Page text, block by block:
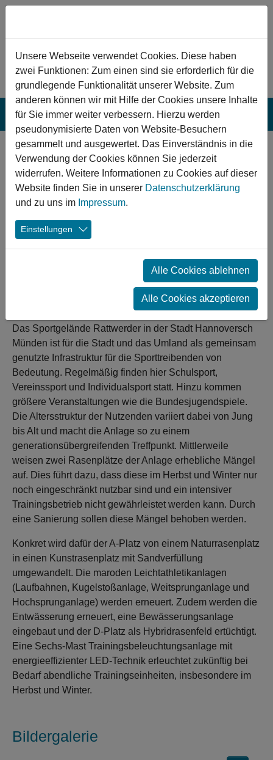
Zum Hauptinhalt springen
Hannoversch
Münden: Sanierung
des Sportgeländes
Rattwerder
kommt die Stadt Hannoversch Münden als Mittelzentrum
ihrer Versorgungsfunktion im Bereich Sport nach. So
kann insbesondere im Herbst und Winter wieder auf der
Das Sportgelände Rattwerder in der Stadt Hannoversch
Münden ist für die Stadt und das Umland als gemeinsam
genutzte Infrastruktur für die Sporttreibenden von
Bedeutung. Regelmäßig finden hier Schulsport,
Vereinssport und Individualsport statt. Hinzu kommen
größere Veranstaltungen wie die Bundesjugendspiele.
Die Altersstruktur der Nutzenden variiert dabei von Jung
bis Alt und macht die Anlage so zu einem
generationsübergreifenden Treffpunkt. Mittlerweile
weisen zwei Rasenplätze der Anlage erhebliche Mängel
auf. Dies führt dazu, dass diese im Herbst und Winter nur
noch eingeschränkt nutzbar sind und ein intensiver
Trainingsbetrieb nicht gewährleistet werden kann. Durch
eine Sanierung sollen diese Mängel behoben werden.
Konkret wird dafür der A-Platz von einem Naturrasenplatz
in einen Kunstrasenplatz mit Sandverfüllung
umgewandelt. Die maroden Leichtathletikanlagen
(Laufbahnen, Kugelstoßanlage, Weitsprunganlage und
Hochsprunganlage) werden erneuert. Zudem werden die
Entwässerung erneuert, eine Bewässerungsanlage
eingebaut und der D-Platz als Hybridrasenfeld ertüchtigt.
Eine Sechs-Mast Trainingsbeleuchtungsanlage mit
energieeffizienter LED-Technik erleuchtet zukünftig bei
Bedarf abendliche Trainingseinheiten, insbesondere im
Herbst und Winter.
Bildergalerie
Unsere Webseite verwendet Cookies. Diese haben
zwei Funktionen: Zum einen sind sie erforderlich für die
grundlegende Funktionalität unserer Website. Zum
anderen können wir mit Hilfe der Cookies unsere Inhalte
für Sie immer weiter verbessern. Hierzu werden
pseudonymisierte Daten von Website-Besuchern
gesammelt und ausgewertet. Das Einverständnis in die
Verwendung der Cookies können Sie jederzeit
widerrufen. Weitere Informationen zu Cookies auf dieser
Website finden Sie in unserer Datenschutzerklärung
und zu uns im Impressum.
Einstellungen
Alle Cookies ablehnen
Alle Cookies akzeptieren